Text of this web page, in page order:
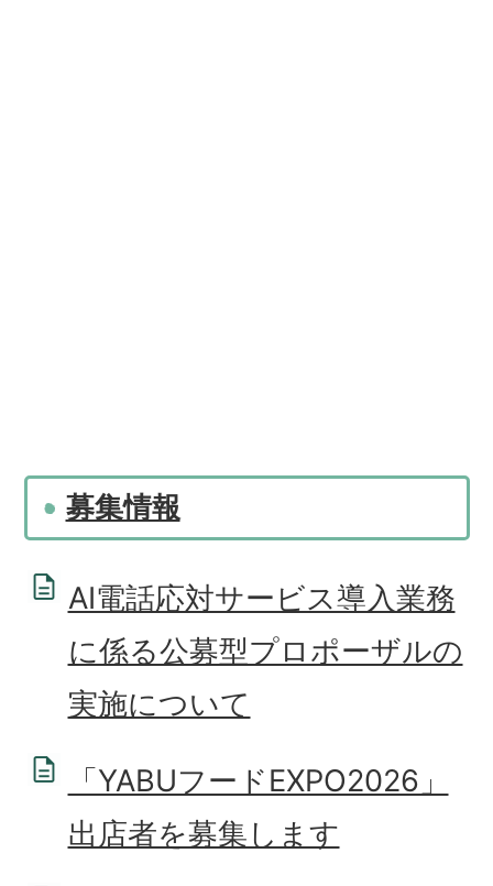
募集情報
AI電話応対サービス導入業務
に係る公募型プロポーザルの
実施について
「YABUフードEXPO2026」
出店者を募集します